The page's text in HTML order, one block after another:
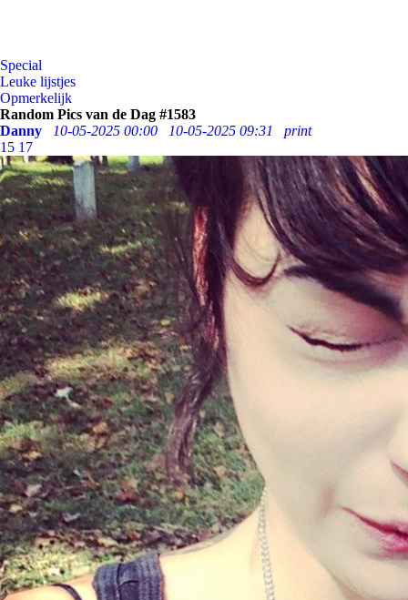
Special
Leuke lijstjes
Opmerkelijk
Random Pics van de Dag #1583
Danny
10-05-2025 00:00 10-05-2025 09:31
print
15 17